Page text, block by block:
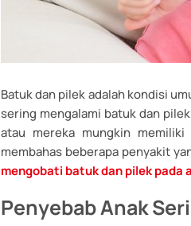
Batuk dan pilek adalah kondisi
sering mengalami batuk dan
atau mereka mungkin
membahas beberapa penyakit
mengobati batuk dan pilek pada
Penyebab Anak